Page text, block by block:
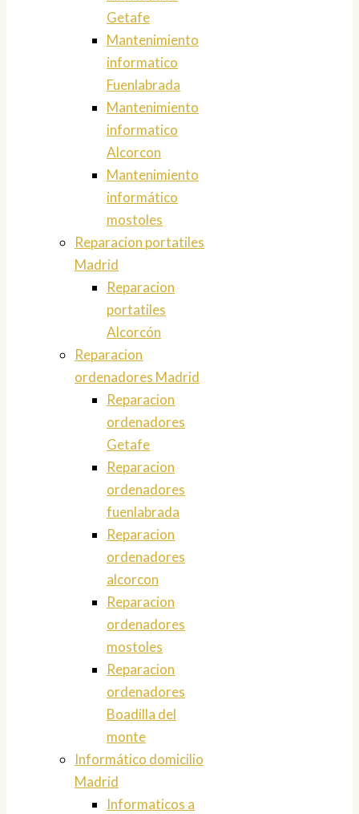
Getafe
Mantenimiento
informatico
Fuenlabrada
Mantenimiento
informatico
Alcorcon
Mantenimiento
informático
mostoles
Reparacion portatiles
Madrid
Reparacion
portatiles
Alcorcón
Reparacion
ordenadores Madrid
Reparacion
ordenadores
Getafe
Reparacion
ordenadores
fuenlabrada
Reparacion
ordenadores
alcorcon
Reparacion
ordenadores
mostoles
Reparacion
ordenadores
Boadilla del
monte
Informático domicilio
Madrid
Informaticos a